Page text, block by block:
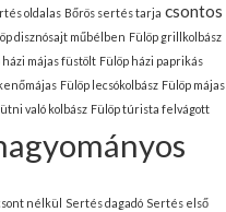
oldalas Bőrös sertés tarja csontos
disznósajt műbélben Fülöp grillkolbász
házi májas füstölt Fülöp házi paprikás
Fülöp lecsókolbász Fülöp májas
való kolbász Fülöp túrista felvágott
nélkül Sertés dagadó Sertés első